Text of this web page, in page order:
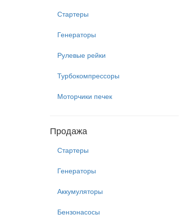
Стартеры
Генераторы
Рулевые рейки
Турбокомпрессоры
Моторчики печек
Продажа
Стартеры
Генераторы
Аккумуляторы
Бензонасосы